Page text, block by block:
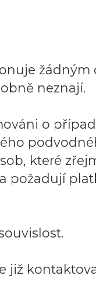
žádným
neznají.
o
které
požadují
již